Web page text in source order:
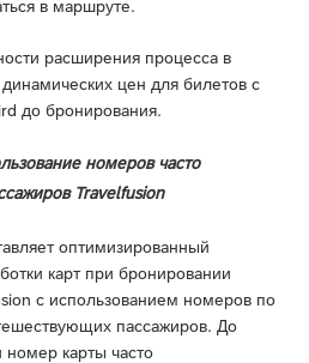
в маршруте.
расширения процесса в
цен для билетов с
до бронирования.
номеров часто
Travelfusion
оптимизированный
карт при бронировании
с использованием номеров по
пассажиров. До
карты часто